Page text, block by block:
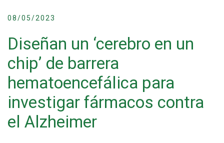
08/05/2023
Diseñan un ‘cerebro en un
chip’ de barrera
hematoencefálica para
investigar fármacos contra
el Alzheimer